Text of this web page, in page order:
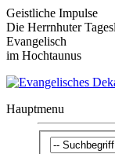
Geistliche Impulse
Die Herrnhuter
Evangelisch
im Hochtaunus
Hauptmenu